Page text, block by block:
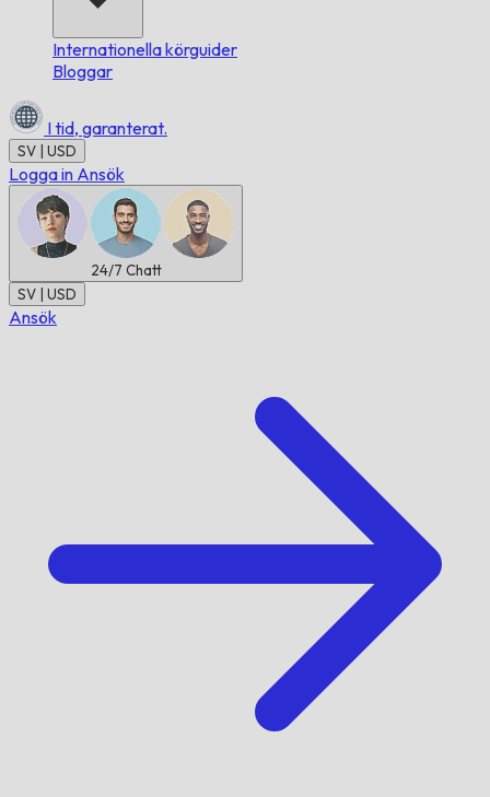
Internationella körguider
Bloggar
I tid, garanterat.
SV | USD
Logga in Ansök
24/7 Chatt
SV | USD
Ansök